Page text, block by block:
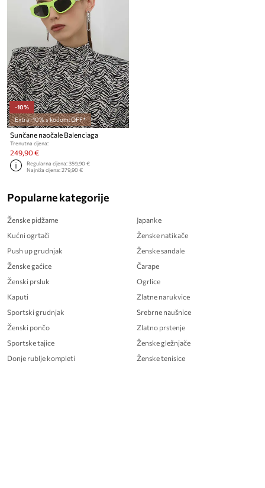
-10%
Extra -10% s kodom: OFF*
Sunčane naočale Balenciaga
Trenutna cijena:
249,90 €
Regularna cijena:359,90 €
Najniža cijena:279,90 €
Popularne kategorije
Ženske pidžame
Kućni ogrtači
Push up grudnjak
Ženske gaćice
Ženski prsluk
Kaputi
Sportski grudnjak
Ženski pončo
Sportske tajice
Donje rublje kompleti
Japanke
Ženske natikače
Ženske sandale
Čarape
Ogrlice
Zlatne narukvice
Srebrne naušnice
Zlatno prstenje
Ženske gležnjače
Ženske tenisice